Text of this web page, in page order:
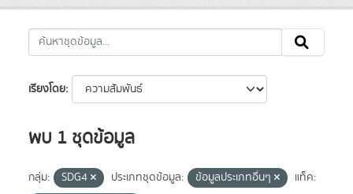
เรียงโดย
พบ 1 ชุดข้อมูล
กลุ่ม: SDG4 ประเภทชุดข้อมูล: ข้อมูลประเภทอื่นๆ
แท็ค: